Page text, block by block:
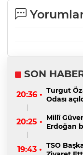
SON
20:36 • Turgut
Odası
20:25 • Millî
Erdoğan
19:43 • TSO